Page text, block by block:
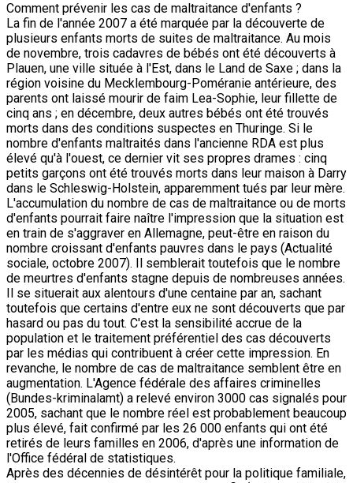
Comment prévenir les cas de maltraitance d'enfants ?
La fin de l'année 2007 a été marquée par la découverte de
plusieurs enfants morts de suites de maltraitance. Au mois
de novembre, trois cadavres de bébés ont été découverts à
Plauen, une ville située à l'Est, dans le Land de Saxe ; dans la
région voisine du Mecklembourg-Poméranie antérieure, des
parents ont laissé mourir de faim Lea-Sophie, leur fillette de
cinq ans ; en décembre, deux autres bébés ont été trouvés
morts dans des conditions suspectes en Thuringe. Si le
nombre d'enfants maltraités dans l'ancienne RDA est plus
élevé qu'à l'ouest, ce dernier vit ses propres drames : cinq
petits garçons ont été trouvés morts dans leur maison à Darry
dans le Schleswig-Holstein, apparemment tués par leur mère.
L'accumulation du nombre de cas de maltraitance ou de morts
d'enfants pourrait faire naître l'impression que la situation est
en train de s'aggraver en Allemagne, peut-être en raison du
nombre croissant d'enfants pauvres dans le pays (Actualité
sociale, octobre 2007). Il semblerait toutefois que le nombre
de meurtres d'enfants stagne depuis de nombreuses années.
Il se situerait aux alentours d'une centaine par an, sachant
toutefois que certains d'entre eux ne sont découverts que par
hasard ou pas du tout. C'est la sensibilité accrue de la
population et le traitement préférentiel des cas découverts
par les médias qui contribuent à créer cette impression. En
revanche, le nombre de cas de maltraitance semblent être en
augmentation. L'Agence fédérale des affaires criminelles
(Bundes-kriminalamt) a relevé environ 3000 cas signalés pour
2005, sachant que le nombre réel est probablement beaucoup
plus élevé, fait confirmé par les 26 000 enfants qui ont été
retirés de leurs familles en 2006, d'après une information de
l'Office fédéral de statistiques.
Après des décennies de désintérêt pour la politique familiale,